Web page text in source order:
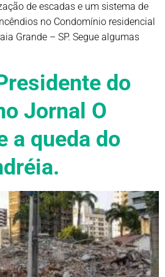
de escadas e um sistema de
no Condomínio residencial
Grande – SP. Segue algumas
do
Jornal O
a queda do